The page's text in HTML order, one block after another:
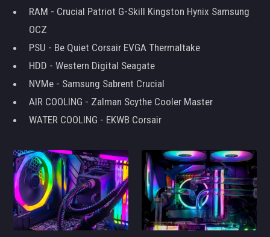
RAM - Crucial Patriot G-Skill Kingston Hynix Samsung
OCZ
PSU - Be Quiet Corsair EVGA Thermaltake
HDD - Western Digital Seagate
NVMe - Samsung Sabrent Crucial
AIR COOLING - Zalman Scythe Cooler Master
WATER COOLING - EKWB Corsair